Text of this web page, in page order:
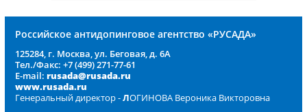
Российское антидопинговое агентство «РУСАДА»
125284, г. Москва, ул. Беговая, д. 6А
Тел./Факс: +7 (499) 271-77-61
E-mail: rusada@rusada.ru
www.rusada.ru
Генеральный директор -ЛОГИНОВА Вероника Викторовна